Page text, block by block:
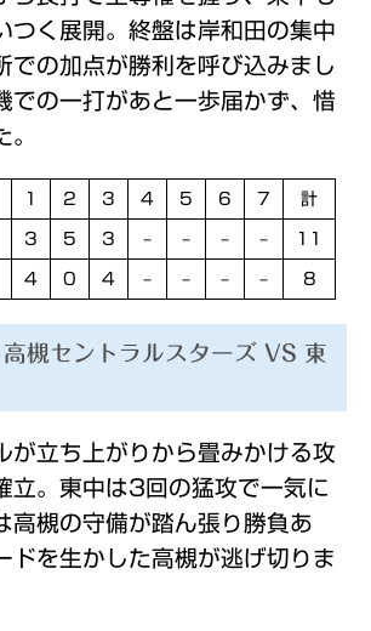
つく展開。終盤は岸和田の集中
での加点が勝利を呼び込みまし
での一打があと一歩届かず、惜
。
1 2 3 4 5 6 7 計
3 5 3 – – – – 11
4 0 4 – – – – 8
槻セントラルスターズ VS 東
が立ち上がりから畳みかける攻
立。東中は3回の猛攻で一気に
高槻の守備が踏ん張り勝負あ
ドを生かした高槻が逃げ切りま